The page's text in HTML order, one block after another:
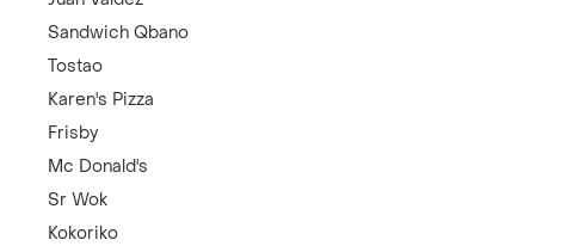
Sandwich Qbano
Tostao
Karen's Pizza
Frisby
Mc Donald's
Sr Wok
Kokoriko